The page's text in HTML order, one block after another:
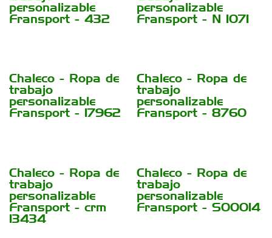
personalizable
Fransport - 432
personalizable
Fransport - N 1071
Chaleco - Ropa de
trabajo
personalizable
Fransport - 17962
Chaleco - Ropa de
trabajo
personalizable
Fransport - 8760
Chaleco - Ropa de
trabajo
personalizable
Fransport - crm
13434
Chaleco - Ropa de
trabajo
personalizable
Fransport - S00014